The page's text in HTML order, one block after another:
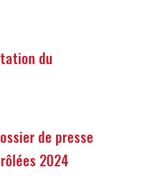
du
de presse
2024